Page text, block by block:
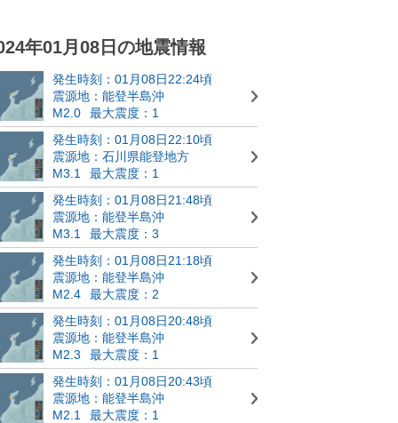
年01月08日の地震情報
発生時刻：01月08日22:24頃
震源地：能登半島沖
M2.0
最大震度：1
発生時刻：01月08日22:10頃
震源地：石川県能登地方
M3.1
最大震度：1
発生時刻：01月08日21:48頃
震源地：能登半島沖
M3.1
最大震度：3
発生時刻：01月08日21:18頃
震源地：能登半島沖
M2.4
最大震度：2
発生時刻：01月08日20:48頃
震源地：能登半島沖
M2.3
最大震度：1
発生時刻：01月08日20:43頃
震源地：能登半島沖
M2.1
最大震度：1